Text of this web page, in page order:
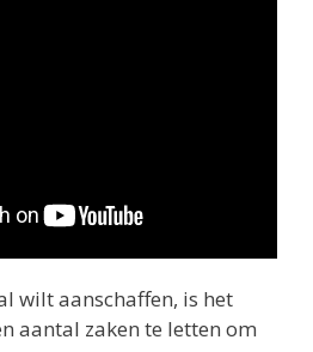
wilt aanschaffen, is het
aantal zaken te letten om